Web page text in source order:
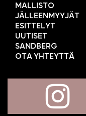
MALLISTO
JÄLLEENMYYJÄT
ESITTELYT
UUTISET
SANDBERG
OTA YHTEYTTÄ